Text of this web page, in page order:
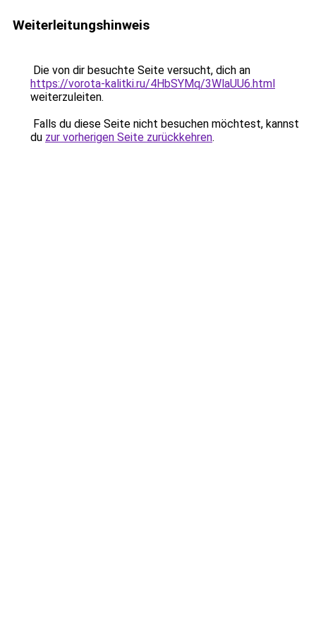
Weiterleitungshinweis
Die von dir besuchte Seite versucht, dich an
https://vorota-kalitki.ru/4HbSYMq/3WlaUU6.html
weiterzuleiten.
Falls du diese Seite nicht besuchen möchtest, kannst
du zur vorherigen Seite zurückkehren.